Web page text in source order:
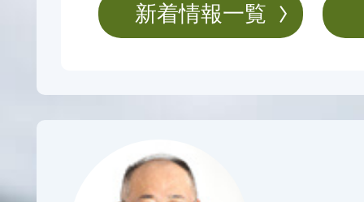
2026年08月06日
術職（社会人経験者）】
令和9年4月採用 葛城市職
新着情報一覧